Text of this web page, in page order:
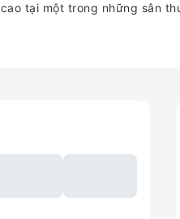
tại một trong những sân